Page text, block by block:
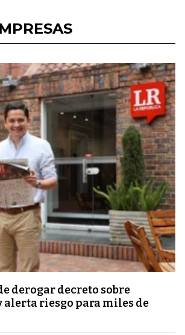
derogar decreto sobre
riesgo para miles de